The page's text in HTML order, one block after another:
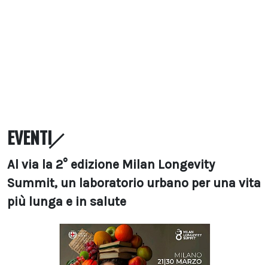
EVENTI
Al via la 2° edizione Milan Longevity
Summit, un laboratorio urbano per una vita
più lunga e in salute